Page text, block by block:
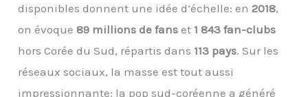
disponibles donnent une idée d’échelle: en2018,
on évoque89 millions de fans et 1 843 fan-clubs
hors Corée du Sud, répartis dans 113 pays. Sur les
réseaux sociaux, la masse est tout aussi
impressionnante: la pop sud-coréenne a généré